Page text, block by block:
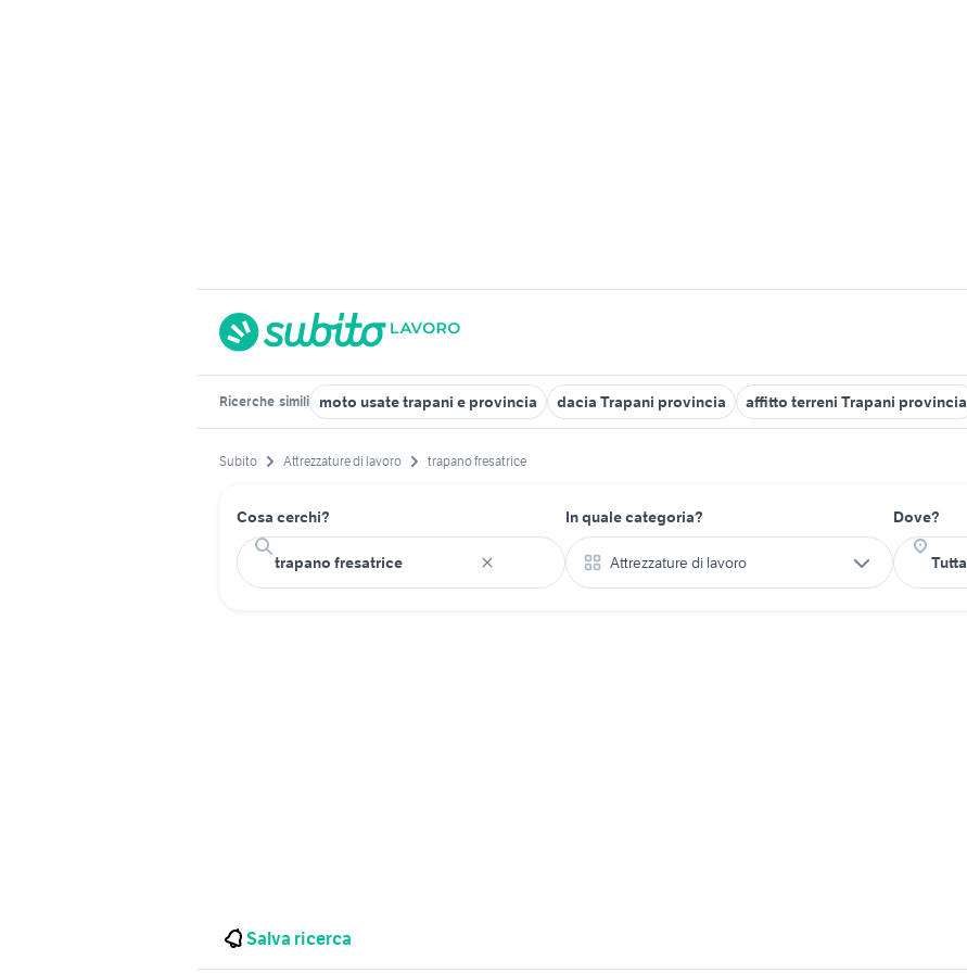
Ricerche simili moto usate trapani e provincia dacia Trapani provincia affitto terreni Trapani provincia
Subito Attrezzature di lavoro trapano fresatrice
Cosa cerchi? In quale categoria?
Attrezzature di lavoro
Dove?
Salva ricerca